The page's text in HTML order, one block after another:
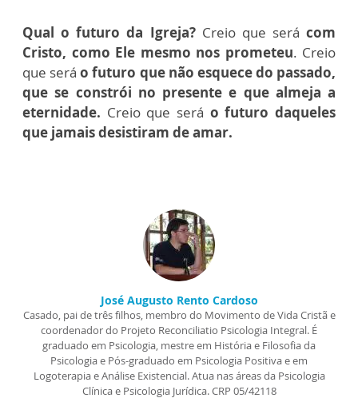
Qual o futuro da Igreja? Creio que será com
Cristo, como Ele mesmo nos prometeu. Creio
que seráo futuro que não esquece do passado,
que se constrói no presente e que almeja a
eternidade. Creio que será o futuro daqueles
que jamais desistiram de amar.
José Augusto Rento Cardoso
Casado, pai de três filhos, membro do Movimento de Vida Cristã e
coordenador do Projeto Reconciliatio Psicologia Integral. É
graduado em Psicologia, mestre em História e Filosofia da
Psicologia e Pós-graduado em Psicologia Positiva e em
Logoterapia e Análise Existencial. Atua nas áreas da Psicologia
Clínica e Psicologia Jurídica. CRP 05/42118